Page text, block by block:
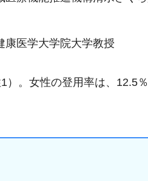
康医学大学院大学教授
。女性の登用率は、12.5